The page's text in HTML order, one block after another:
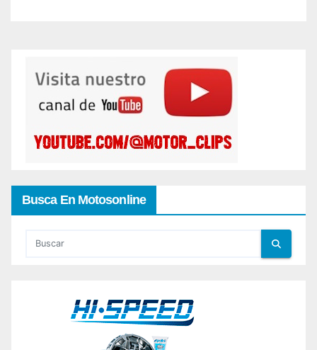
Busca En Motosonline